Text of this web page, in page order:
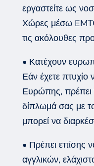
εργαστείτε ως
Χώρες μέσω
τις ακόλουθες
• Κατέχουν
Εάν έχετε πτυχίο
Ευρώπης, πρέπει
δίπλωμά σας με
μπορεί να
• Πρέπει επίσης
αγγλικών,